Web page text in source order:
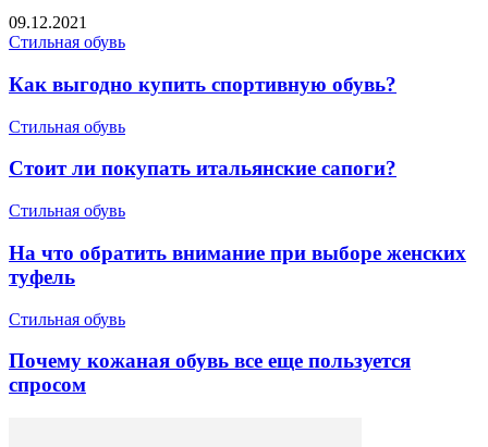
09.12.2021
Стильная обувь
Как выгодно купить спортивную обувь?
Стильная обувь
Стоит ли покупать итальянские сапоги?
Стильная обувь
На что обратить внимание при выборе женских
туфель
Стильная обувь
Почему кожаная обувь все еще пользуется
спросом